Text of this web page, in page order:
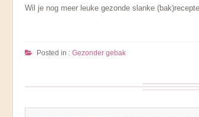
Wil je nog meer leuke gezonde slanke
Posted in : Gezonder gebak